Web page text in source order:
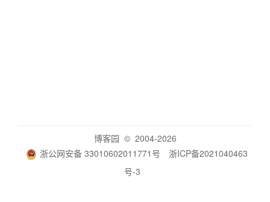
博客园 © 2004-2026
浙公网安备 33010602011771号
浙ICP备2021040463
号-3